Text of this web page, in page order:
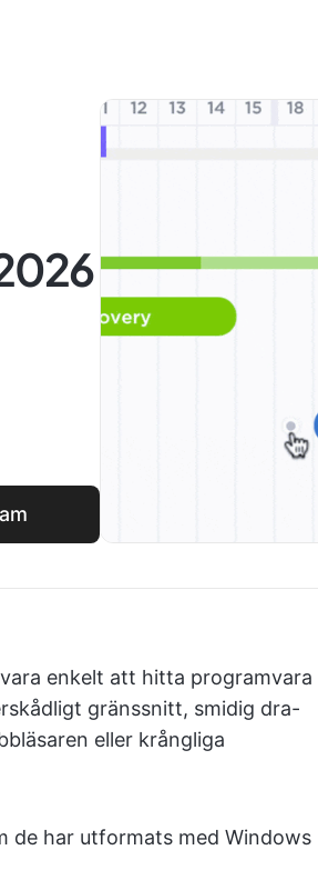
enkelt att hitta programvara
gränssnitt, smidig dra-
eller krångliga
de har utformats med Windows